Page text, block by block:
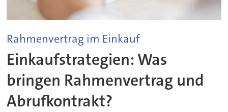
Rahmenvertrag im Einkauf
Einkaufstrategien: Was
bringen Rahmenvertrag und
Abrufkontrakt?